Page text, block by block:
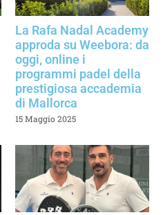
La Rafa Nadal Academy
approda su Weebora: da
oggi, online i
programmi padel della
prestigiosa accademia
di Mallorca
15 Maggio 2025